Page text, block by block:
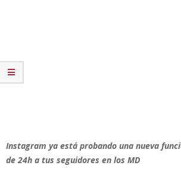
Instagram ya está probando una nueva
de 24h a tus seguidores en los MD